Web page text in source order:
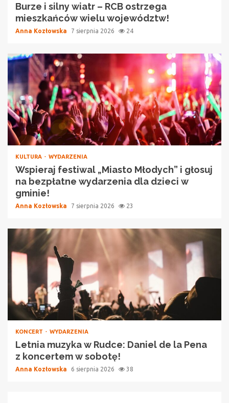
Burze i silny wiatr – RCB ostrzega
mieszkańców wielu województw!
Anna Kozłowska 7 sierpnia 2026 24
KULTURA WYDARZENIA
Wspieraj festiwal „Miasto Młodych” i głosuj
na bezpłatne wydarzenia dla dzieci w
gminie!
Anna Kozłowska 7 sierpnia 2026 23
KONCERT WYDARZENIA
Letnia muzyka w Rudce: Daniel de la Pena
z koncertem w sobotę!
Anna Kozłowska 6 sierpnia 2026 38